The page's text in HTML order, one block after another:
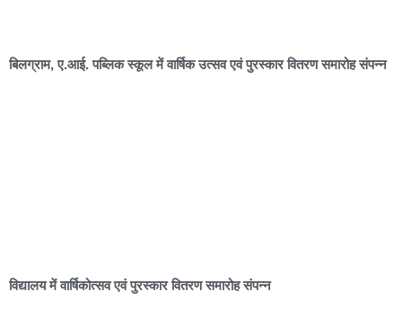
बिलग्राम, ए.आई. पब्लिक स्कूल में वार्षिक उत्सव एवं पुरस्कार वितरण समारोह संपन्न
विद्यालय में वार्षिकोत्सव एवं पुरस्कार वितरण समारोह संपन्न